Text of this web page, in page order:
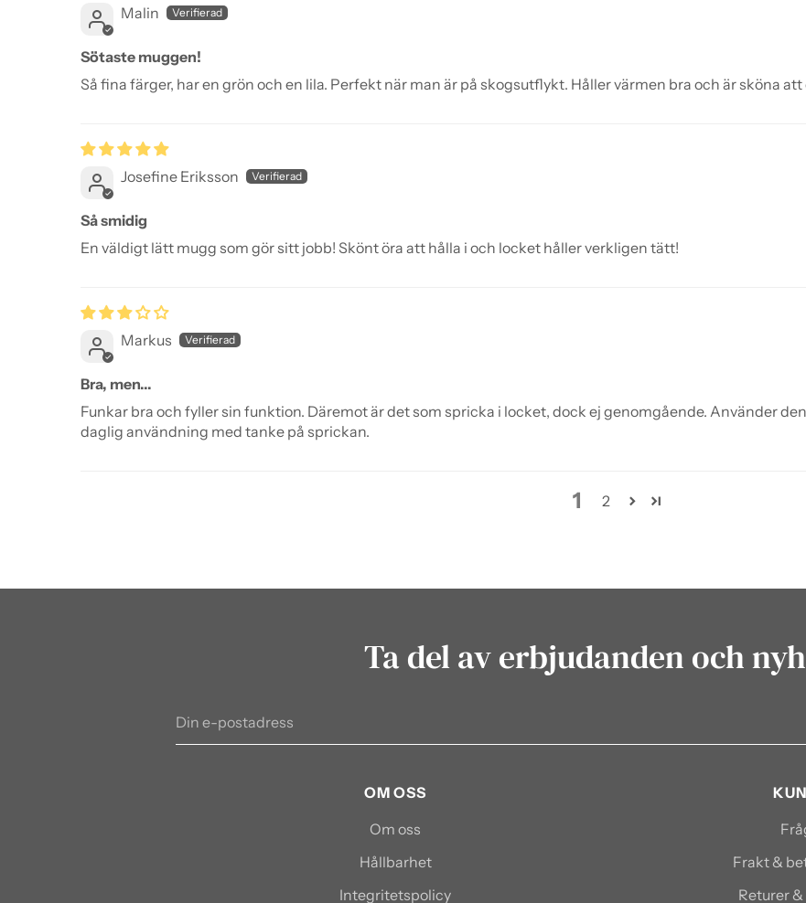
Malin
Sötaste muggen!
Så fina färger, har en grön och en lila. Perfekt när man är på skogsutflykt. Håller värmen bra och är sköna
Josefine Eriksson
Så smidig
En väldigt lätt mugg som gör sitt jobb! Skönt öra att hålla i och locket håller verkligen tätt!
Markus
Bra, men...
Funkar bra och fyller sin funktion. Däremot är det som spricka i locket, dock ej genomgående. Använder
daglig användning med tanke på sprickan.
1 2
Ta del av erbjudanden och
e-
OM OSS
Om oss
Hållbarhet
Integritetspolicy
Frakt &
Returer